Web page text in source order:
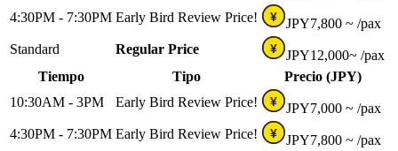
4:30PM - 7:30PM Early Bird Review Price! ¥ JPY7,800 ~ /pax
Standard
Regular Price ¥ JPY12,000~ /pax
Tiempo
Tipo
Precio (JPY)
10:30AM - 3PM
Early Bird Review Price! ¥ JPY7,000 ~ /pax
4:30PM - 7:30PM Early Bird Review Price! ¥ JPY7,800 ~ /pax